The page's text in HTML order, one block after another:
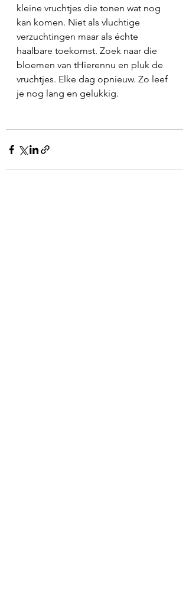
kleine vruchtjes die tonen wat nog
kan komen. Niet als vluchtige
verzuchtingen maar als échte
haalbare toekomst. Zoek naar die
bloemen van tHierennu en pluk de
vruchtjes. Elke dag opnieuw. Zo leef
je nog lang en gelukkig.